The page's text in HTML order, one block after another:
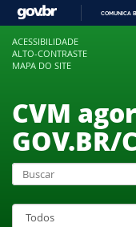
COMUNICA
ACESSIBILIDADE
ALTO-CONTRASTE
MAPA DO SITE
CVM
GOV.BR/